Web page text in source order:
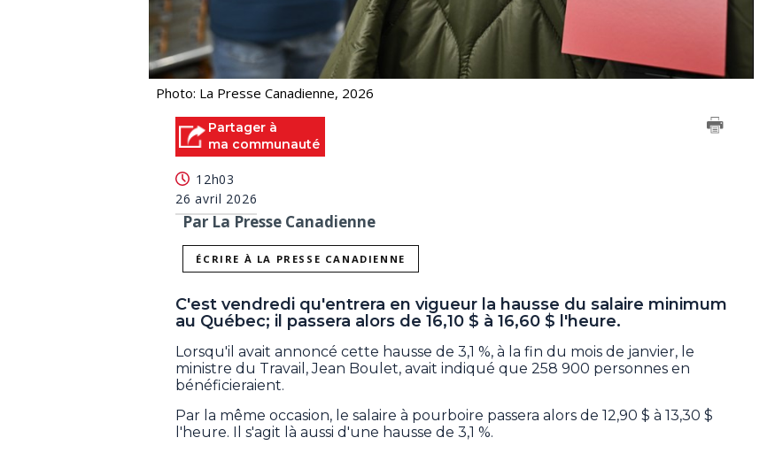
Photo: La Presse Canadienne, 2026
Partager à
ma communauté
12h03
26 avril 2026
Par La Presse Canadienne
ÉCRIRE À LA PRESSE CANADIENNE
C'est vendredi qu'entrera en vigueur la hausse du salaire minimum
au Québec; il passera alors de 16,10 $ à 16,60 $ l'heure.
Lorsqu'il avait annoncé cette hausse de 3,1 %, à la fin du mois de janvier, le
ministre du Travail, Jean Boulet, avait indiqué que 258 900 personnes en
bénéficieraient.
Par la même occasion, le salaire à pourboire passera alors de 12,90 $ à 13,30 $
l'heure. Il s'agit là aussi d'une hausse de 3,1 %.